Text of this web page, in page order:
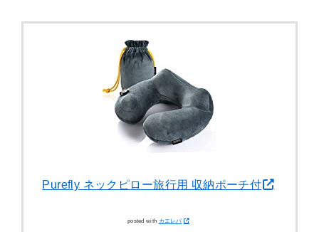
Purefly ネックピロー旅行用 収納ポーチ付
posted with カエレバ